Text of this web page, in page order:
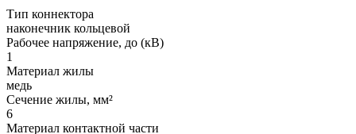
Тип коннектора
наконечник кольцевой
Рабочее напряжение, до (кВ)
1
Материал жилы
медь
Сечение жилы, мм²
6
Материал контактной части